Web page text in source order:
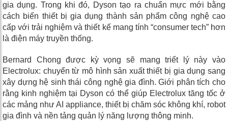
gia dụng. Trong khi đó, Dyson tạo ra chuẩn mực mới bằng
cách biến thiết bị gia dụng thành sản phẩm công nghệ cao
cấp với trải nghiệm và thiết kế mang tính “consumer tech” hơn
là điện máy truyền thống.
Bernard Chong được kỳ vọng sẽ mang triết lý này vào
Electrolux: chuyển từ mô hình sản xuất thiết bị gia dụng sang
xây dựng hệ sinh thái công nghệ gia đình. Giới phân tích cho
rằng kinh nghiệm tại Dyson có thể giúp Electrolux tăng tốc ở
các mảng như AI appliance, thiết bị chăm sóc không khí, robot
gia đình và nền tảng quản lý năng lượng thông minh.